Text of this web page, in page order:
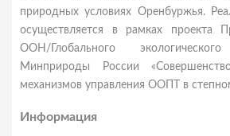
природных условиях Оренбуржья.
осуществляется в рамках проекта
ООН/Глобального
Минприроды России
механизмов управления ООПТ в
Информация